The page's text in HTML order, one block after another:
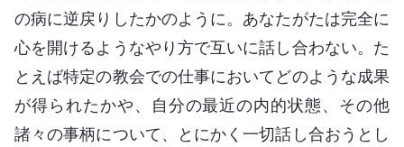
の病に逆戻りしたかのように。あなたがたは完全に
心を開けるようなやり方で互いに話し合わない。た
とえば特定の教会での仕事においてどのような成果
が得られたかや、自分の最近の内的状態、その他
諸々の事柄について、とにかく一切話し合おうとし